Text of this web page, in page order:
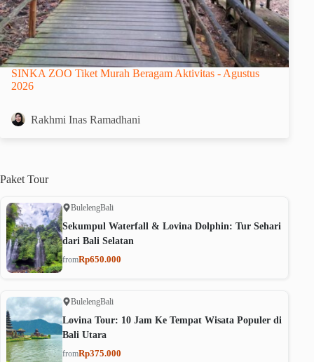
SINKA ZOO Tiket Murah Beragam Aktivitas - Agustus
2026
Rakhmi Inas Ramadhani
Paket Tour
BulelengBali
Sekumpul Waterfall & Lovina Dolphin: Tur Sehari
dari Bali Selatan
fromRp650.000
BulelengBali
Lovina Tour: 10 Jam Ke Tempat Wisata Populer di
Bali Utara
fromRp375.000